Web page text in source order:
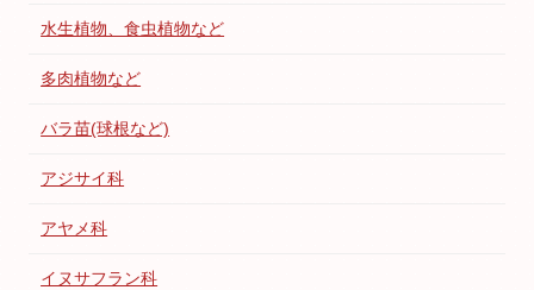
水生植物、食虫植物など
多肉植物など
バラ苗(球根など)
アジサイ科
アヤメ科
イヌサフラン科